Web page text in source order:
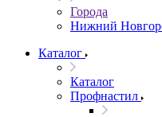
Города
Нижний
Каталог
Каталог
Профнастил